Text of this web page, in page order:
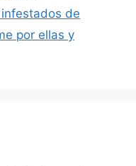
de
por ellas y